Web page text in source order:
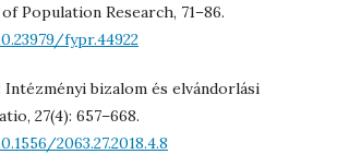
Population Research, 71–86.
fypr.44922
Intézményi bizalom és elvándorlási
27(4): 657–668.
2063.27.2018.4.8